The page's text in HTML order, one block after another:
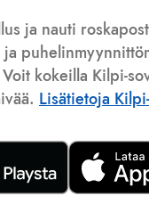
ja nauti
kokeilla Kilpi-
Lisätietoja